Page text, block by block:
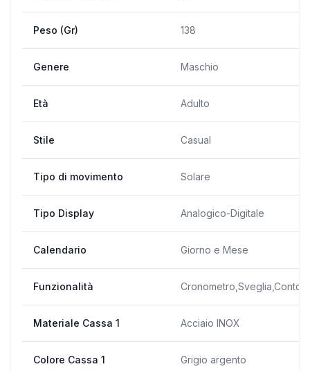
Peso (Gr) 138
Genere Maschio
Età Adulto
Stile Casual
Tipo di movimento Solare
Tipo Display Analogico-Digitale
Calendario Giorno e Mese
Funzionalità Cronometro,Sveglia,Conto
Materiale Cassa 1 Acciaio INOX
Colore Cassa 1 Grigio argento